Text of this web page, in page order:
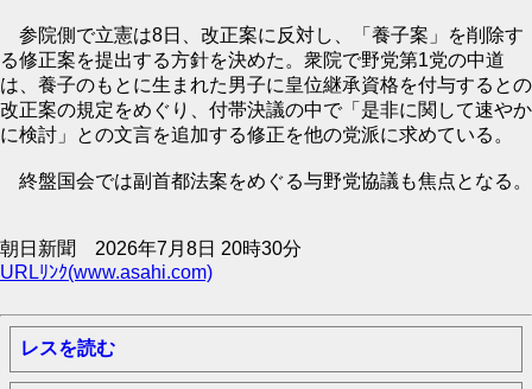
参院側で立憲は8日、改正案に反対し、「養子案」を削除す
る修正案を提出する方針を決めた。衆院で野党第1党の中道
は、養子のもとに生まれた男子に皇位継承資格を付与するとの
改正案の規定をめぐり、付帯決議の中で「是非に関して速やか
に検討」との文言を追加する修正を他の党派に求めている。
終盤国会では副首都法案をめぐる与野党協議も焦点となる。
朝日新聞 2026年7月8日 20時30分
URLﾘﾝｸ(www.asahi.com)
レスを読む